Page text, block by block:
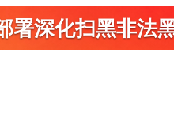
署深化扫黑非法